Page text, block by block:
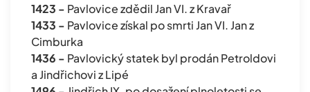
1423 - Pavlovice zdědil Jan VI. z Kravař
1433 - Pavlovice získal po smrti Jan VI. Jan z
Cimburka
1436 - Pavlovický statek byl prodán Petroldovi
a Jindřichovi z Lipé